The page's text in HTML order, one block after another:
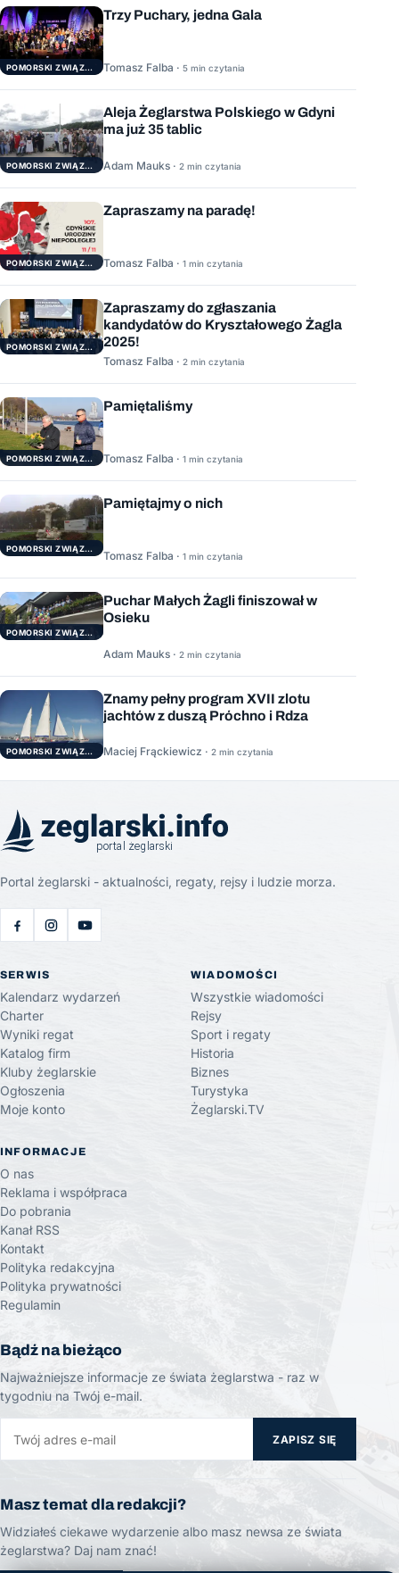
POMORSKI ZWIĄZEK ŻEGLARSKI
Trzy Puchary, jedna Gala
Tomasz Falba · 5 min czytania
POMORSKI ZWIĄZEK ŻEGLARSKI
Aleja Żeglarstwa Polskiego w Gdyni
ma już 35 tablic
Adam Mauks · 2 min czytania
POMORSKI ZWIĄZEK ŻEGLARSKI
Zapraszamy na paradę!
Tomasz Falba · 1 min czytania
POMORSKI ZWIĄZEK ŻEGLARSKI
Zapraszamy do zgłaszania
kandydatów do Kryształowego Żagla
2025!
Tomasz Falba · 2 min czytania
POMORSKI ZWIĄZEK ŻEGLARSKI
Pamiętaliśmy
Tomasz Falba · 1 min czytania
POMORSKI ZWIĄZEK ŻEGLARSKI
Pamiętajmy o nich
Tomasz Falba · 1 min czytania
POMORSKI ZWIĄZEK ŻEGLARSKI
Puchar Małych Żagli finiszował w
Osieku
Adam Mauks · 2 min czytania
POMORSKI ZWIĄZEK ŻEGLARSKI
Znamy pełny program XVII zlotu
jachtów z duszą Próchno i Rdza
Maciej Frąckiewicz · 2 min czytania
Portal żeglarski - aktualności, regaty, rejsy i ludzie morza.
SERWIS
Kalendarz wydarzeń
Charter
Wyniki regat
Katalog firm
Kluby żeglarskie
Ogłoszenia
Moje konto
WIADOMOŚCI
Wszystkie wiadomości
Rejsy
Sport i regaty
Historia
Biznes
Turystyka
Żeglarski.TV
INFORMACJE
O nas
Reklama i współpraca
Do pobrania
Kanał RSS
Kontakt
Polityka redakcyjna
Polityka prywatności
Regulamin
Bądź na bieżąco
Najważniejsze informacje ze świata żeglarstwa - raz w
tygodniu na Twój e-mail.
ZAPISZ SIĘ
Masz temat dla redakcji?
Widziałeś ciekawe wydarzenie albo masz newsa ze świata
żeglarstwa? Daj nam znać!